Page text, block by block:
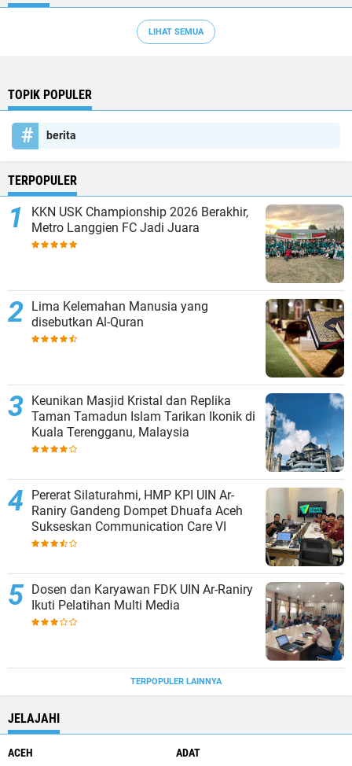
LIHAT SEMUA
TOPIK POPULER
berita
TERPOPULER
KKN USK Championship 2026 Berakhir,
Metro Langgien FC Jadi Juara
Lima Kelemahan Manusia yang
disebutkan Al-Quran
Keunikan Masjid Kristal dan Replika
Taman Tamadun Islam Tarikan Ikonik di
Kuala Terengganu, Malaysia
Pererat Silaturahmi, HMP KPI UIN Ar-
Raniry Gandeng Dompet Dhuafa Aceh
Sukseskan Communication Care VI
Dosen dan Karyawan FDK UIN Ar-Raniry
Ikuti Pelatihan Multi Media
TERPOPULER LAINNYA
JELAJAHI
ACEH
ADAT